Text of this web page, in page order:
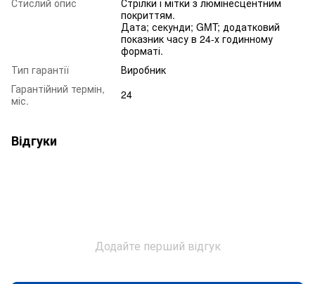
покриттям.
Дата; секунди; GMT; додатковий
показник часу в 24-х годинному
форматі.
Тип гарантії
Виробник
Гарантійний термін,
міс.
24
Відгуки
Додайте перший відгук